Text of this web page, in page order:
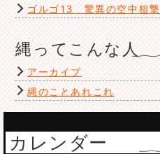
ゴルゴ13 驚異の空中狙撃
縄ってこんな人
アーカイブ
縄のことあれこれ
カレンダー